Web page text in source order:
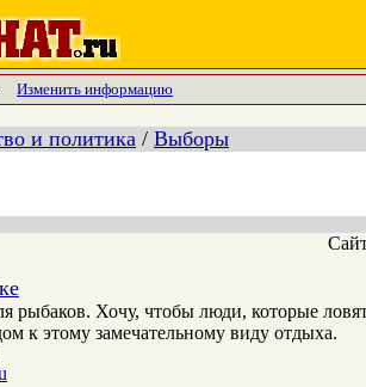
Изменить информацию
и политика / Выборы
рыбаков. Хочу, чтобы люди, которые
к этому замечательному виду отдыха.